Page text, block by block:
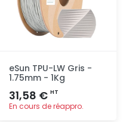
eSun TPU-LW Gris -
1.75mm - 1Kg
31,58 € HT
En cours de réappro.